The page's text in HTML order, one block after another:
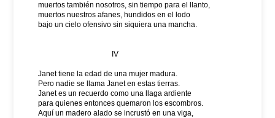
muertos también nosotros, sin tiempo para el llanto,
muertos nuestros afanes, hundidos en el lodo
bajo un cielo ofensivo sin siquiera una mancha.
IV
Janet tiene la edad de una mujer madura.
Pero nadie se llama Janet en estas tierras.
Janet es un recuerdo como una llaga ardiente
para quienes entonces quemaron los escombros.
Aquí un madero alado se incrustó en una viga,